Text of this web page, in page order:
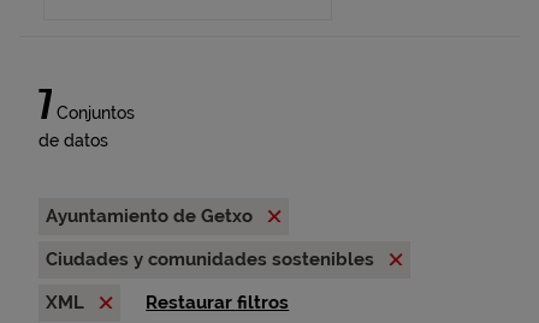
7 Conjuntos
de datos
Ayuntamiento de Getxo
Ciudades y comunidades sostenibles
XML
Restaurar filtros